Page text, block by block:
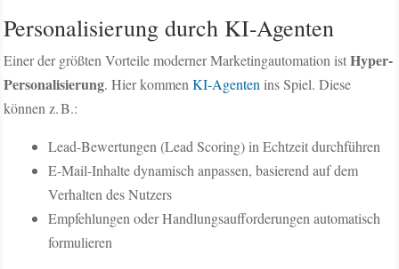
Personalisierung durch KI-Agenten
Einer der größten Vorteile moderner Marketingautomation istHyper-
Personalisierung. Hier kommenKI-Agenten ins Spiel. Diese
können z. B.:
Lead-Bewertungen (Lead Scoring) in Echtzeit durchführen
E-Mail-Inhalte dynamisch anpassen, basierend auf dem
Verhalten des Nutzers
Empfehlungen oder Handlungsaufforderungen automatisch
formulieren